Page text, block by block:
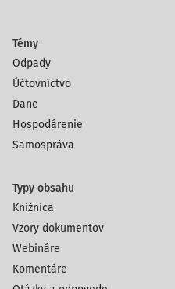
Témy
Odpady
Účtovníctvo
Dane
Hospodárenie
Samospráva
Typy obsahu
Knižnica
Vzory dokumentov
Webináre
Komentáre